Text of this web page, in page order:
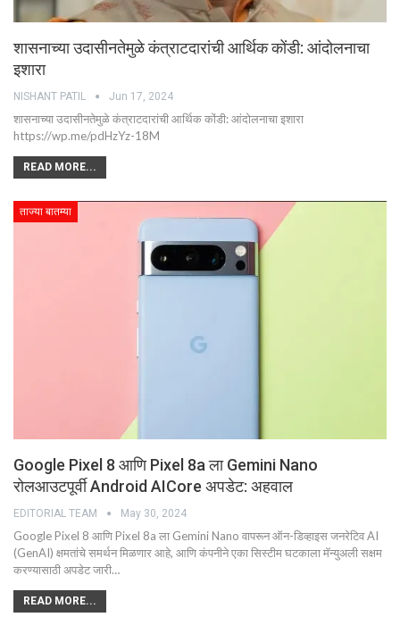
शासनाच्या उदासीनतेमुळे कंत्राटदारांची आर्थिक कोंडी: आंदोलनाचा
इशारा
NISHANT PATIL Jun 17, 2024
शासनाच्या उदासीनतेमुळे कंत्राटदारांची आर्थिक कोंडी: आंदोलनाचा इशारा
https://wp.me/pdHzYz-18M
READ MORE...
ताज्या बातम्या
Google Pixel 8 आणि Pixel 8a ला Gemini Nano
रोलआउटपूर्वी Android AICore अपडेट: अहवाल
EDITORIAL TEAM May 30, 2024
Google Pixel 8 आणि Pixel 8a ला Gemini Nano वापरून ऑन-डिव्हाइस जनरेटिव AI
(GenAI) क्षमतांचे समर्थन मिळणार आहे, आणि कंपनीने एका सिस्टीम घटकाला मॅन्युअली सक्षम
करण्यासाठी अपडेट जारी…
READ MORE...